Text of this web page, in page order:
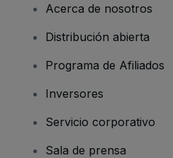
Acerca de nosotros
Distribución abierta
Programa de Afiliados
Inversores
Servicio corporativo
Sala de prensa